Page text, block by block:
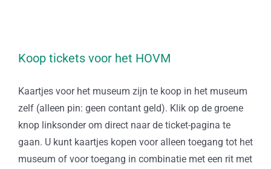
Koop tickets voor het HOVM
Kaartjes voor het museum zijn te koop in het museum
zelf (alleen pin: geen contant geld). Klik op de groene
knop linksonder om direct naar de ticket-pagina te
gaan. U kunt kaartjes kopen voor alleen toegang tot het
museum of voor toegang in combinatie met een rit met